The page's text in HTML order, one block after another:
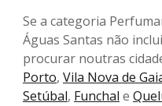
Se a categoria
Águas Santas não
procurar noutras
Porto, Vila Nova de
Setúbal, Funchal e